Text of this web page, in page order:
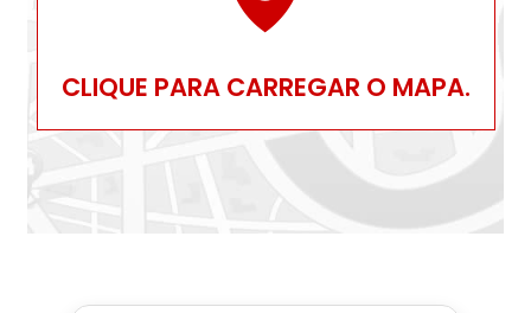
CLIQUE PARA CARREGAR O MAPA.